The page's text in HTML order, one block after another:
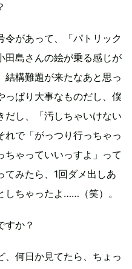
令があって、「パトリック
田島さんの絵が乗る感じが
結構難題が来たなあと思っ
っぱり大事なものだし、僕
だし、「汚しちゃいけない
れで「がっつり行っちゃっ
ちゃっていいっすよ」って
みたら、1回ダメ出しあ
しちゃったよ……（笑）。
すか？
、何日か見てたら、ちょっ